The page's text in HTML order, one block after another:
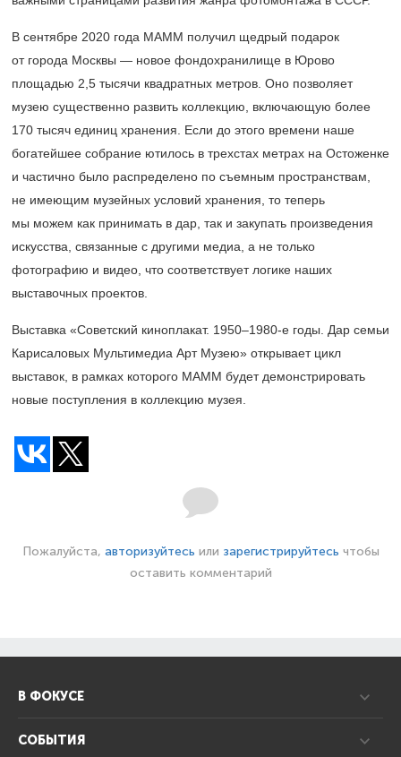
В сентябре 2020 года МАММ получил щедрый подарок
от города Москвы — новое фондохранилище в Юрово
площадью 2,5 тысячи квадратных метров. Оно позволяет
музею существенно развить коллекцию, включающую более
170 тысяч единиц хранения. Если до этого времени наше
богатейшее собрание ютилось в трехстах метрах на Остоженке
и частично было распределено по съемным пространствам,
не имеющим музейных условий хранения, то теперь
мы можем как принимать в дар, так и закупать произведения
искусства, связанные с другими медиа, а не только
фотографию и видео, что соответствует логике наших
выставочных проектов.
Выставка «Советский киноплакат. 1950–1980-е годы. Дар семьи
Карисаловых Мультимедиа Арт Музею» открывает цикл
выставок, в рамках которого МАММ будет демонстрировать
новые поступления в коллекцию музея.
Пожалуйста, авторизуйтесь или зарегистрируйтесь чтобы
оставить комментарий
В ФОКУСЕ
СОБЫТИЯ